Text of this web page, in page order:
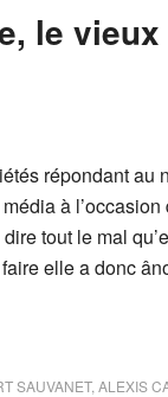
le
répondant au
à
tout le mal
elle a donc
SAUVANET, ALEXIS